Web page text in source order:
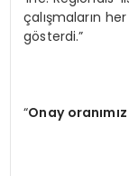
çalışmaların
gösterdi.”
“Onay